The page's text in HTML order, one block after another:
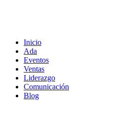
Inicio
Ada
Eventos
Ventas
Liderazgo
Comunicación
Blog